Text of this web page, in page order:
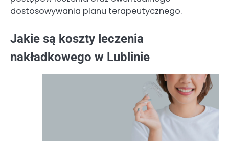
dostosowywania planu terapeutycznego.
Jakie są koszty leczenia
nakładkowego w Lublinie